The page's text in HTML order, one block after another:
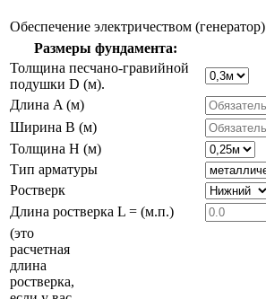
Обеспечение электричеством (генератор)
Размеры фундамента:
Толщина песчано-гравийной
подушки D (м).
Длина A (м)
Ширина B (м)
Толщина H (м)
Тип арматуры
Ростверк
Длина ростверка L = (м.п.)
(это
расчетная
длина
ростверка,